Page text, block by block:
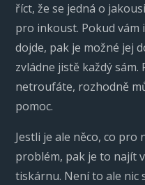
říct, že se jedná o
pro inkoust. Pokud
dojde, pak je možné jej
zvládne jistě každý sám.
netroufáte, rozhodně
pomoc.
Jestli je ale něco, co
problém, pak je to najít
tiskárnu. Není to ale nic